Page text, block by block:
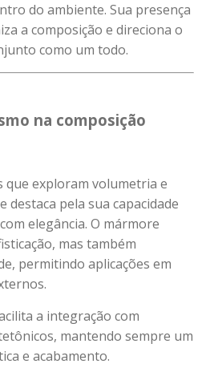
do ambiente. Sua presença
a composição e direciona o
como um todo.
na composição
exploram volumetria e
destaca pela sua capacidade
elegância. O mármore
mas também
permitindo aplicações em
a integração com
mantendo sempre um
e acabamento.